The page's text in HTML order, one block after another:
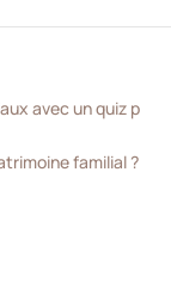
avec un quiz p
familial ?